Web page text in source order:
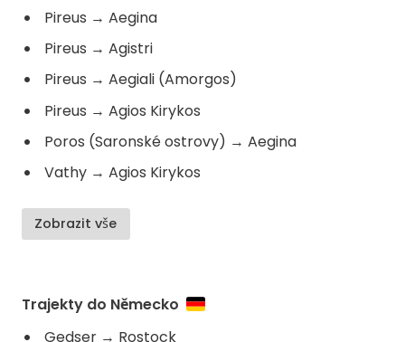
Pireus → Aegina
Pireus → Agistri
Pireus → Aegiali (Amorgos)
Pireus → Agios Kirykos
Poros (Saronské ostrovy) → Aegina
Vathy → Agios Kirykos
Zobrazit vše
Trajekty do Německo
Gedser → Rostock